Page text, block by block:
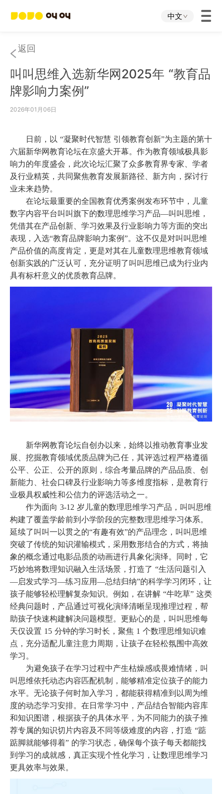
中文
首页
叫叫App
叫叫IP
关于我们
下载中心
投资者关系
返回
叫叫思维入选新华网2025年 “教育品
牌影响力案例”
2026年01月06日
日 前 ，以 “凝聚时代智慧 引领教育创新”为主题的第十
六届新华网教育论坛在京盛大开幕。作为教育领域极具影
响力的年度盛会，此次论坛汇聚了众多教育界专家、学者
及行业精英，共同聚焦教育发展新路径、新方向，探讨行
业未来趋势。
在论坛最重要的全国教育优秀案例发布环节中，儿童
数字内容平台叫叫旗下的数理思维学习产品—叫叫思维 ，
凭借其在产品创新、 学习效果及行业影响力等方面的突出
表现， 入选“教育品牌影响力案例”。 这不仅是对叫叫思维
产品价值的高度肯定，更是对其在儿童数理思维教育领域
创新实践的广泛认可，充分证明了叫叫思维已成为行业内
具有标杆意义的优质教育品牌。
新华网教育论坛自创办以来，始终以推动教育事业发
展、挖掘教育领域优质品牌为己任，其评选过程严格遵循
公平、公正、公开的原则，综合考量品牌的产品品质、创
新能力、社会口碑及行业影响力等多维度指标，是教育行
业极具权威性和公信力的评选活动之一。
作为面向 3-12 岁儿童的数理思维学习产品，叫叫思维
构建了覆盖学龄前到小学阶段的完整数理思维学习体系。
延续了叫叫一以贯之的“有趣有效”的产品理念，叫叫思维
突破了传统的知识灌输模式，采用数形结合的方式，将抽
象的概念通过电影品质的动画进行具象化演绎。同时，它
巧妙地将数理知识融入生活场景，打造了 “生活问题引入
—启发式学习—练习应用—总结归纳”的科学学习闭环，让
孩子能够轻松理解复杂知识。例如，在讲解 “牛吃草” 这类
经典问题时，产品通过可视化演绎清晰呈现推理过程，帮
助孩子快速构建解决问题模型。更贴心的是，叫叫思维每
天仅设置 15 分钟的学习时长，聚焦 1 个数理思维知识难
点，充分适配儿童注意力周期，让孩子在轻松氛围中高效
学习。
为避免孩子在学习过程中产生枯燥感或畏难情绪，叫
叫思维依托动态内容匹配机制，能够精准定位孩子的能力
水平。无论孩子何时加入学习，都能获得精准到以周为维
度的动态学习安排。在日常学习中，产品结合智能内容库
和知识图谱，根据孩子的具体水平，为不同能力的孩子推
荐专属的知识切片内容及不同等级难度的内容，打造 “踮
踮脚就能够得着” 的学习状态，确保每个孩子每天都能找
到学习的成就感，真正实现个性化学习，让数理思维学习
更具效率与效果。